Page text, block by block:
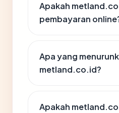
Apakah
pembayaran
Apa yang
metland.co.id?
Apakah